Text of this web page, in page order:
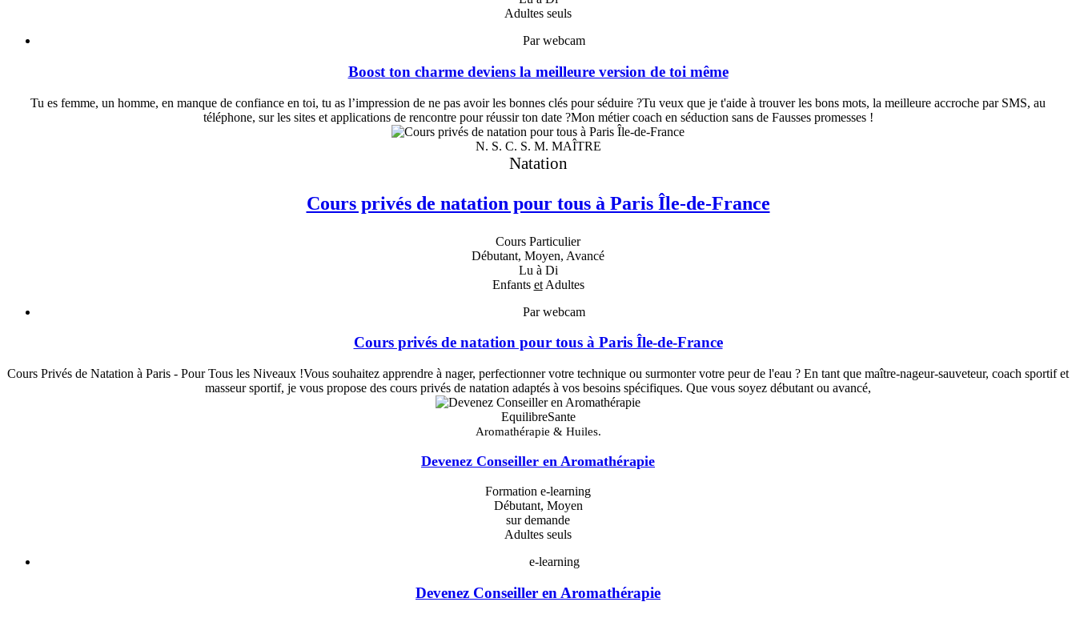
Adultes seuls
Par webcam
Boost ton charme deviens la meilleure version de toi même
Tu es femme, un homme, en manque de confiance en toi, tu as l’impression de ne pas avoir les bonnes clés pour séduire ?Tu veux que je t'aide à trouver les bons mots, la meilleure accroche par SMS, au
téléphone, sur les sites et applications de rencontre pour réussir ton date ?Mon métier coach en séduction sans de Fausses promesses !
N. S. C. S. M. MAÎTRE
Natation
Cours privés de natation pour tous à Paris Île-de-France
Cours Particulier
Débutant, Moyen, Avancé
Lu à Di
Enfants etAdultes
Par webcam
Cours privés de natation pour tous à Paris Île-de-France
Cours Privés de Natation à Paris - Pour Tous les Niveaux !Vous souhaitez apprendre à nager, perfectionner votre technique ou surmonter votre peur de l'eau ? En tant que maître-nageur-sauveteur, coach sportif et
masseur sportif, je vous propose des cours privés de natation adaptés à vos besoins spécifiques. Que vous soyez débutant ou avancé,
EquilibreSante
Aromathérapie & Huiles.
Devenez Conseiller en Aromathérapie
Formation e-learning
Débutant, Moyen
sur demande
Adultes seuls
e-learning
Devenez Conseiller en Aromathérapie